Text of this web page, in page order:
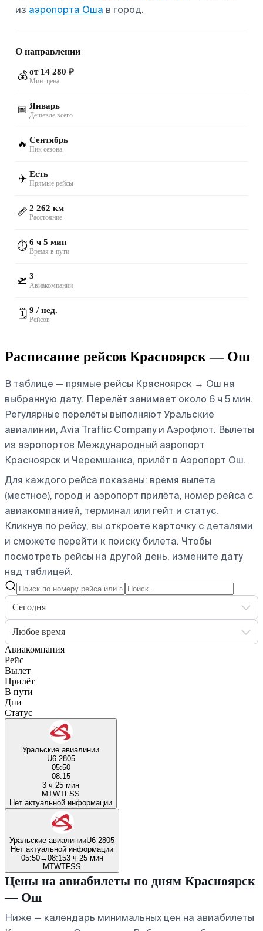
из аэропорта Оша в город.
О направлении
💰 от 14 280 ₽
Мин. цена
📅 Январь
Дешевле всего
🔥 Сентябрь
Пик сезона
✈️ Есть
Прямые рейсы
📏 2 262 км
Расстояние
⏱️6 ч 5 мин
Время в пути
🛫 3
Авиакомпании
🗓️ 9 / нед.
Рейсов
Расписание рейсов Красноярск — Ош
В таблице — прямые рейсы Красноярск → Ош на
выбранную дату. Перелёт занимает около 6 ч 5 мин.
Регулярные перелёты выполняют Уральские
авиалинии, Avia Traffic Company и Аэрофлот. Вылеты
из аэропортов Международный аэропорт
Красноярск и Черемшанка, прилёт в Аэропорт Ош.
Для каждого рейса показаны: время вылета
(местное), город и аэропорт прилёта, номер рейса с
авиакомпанией, терминал или гейт и статус.
Кликнув по рейсу, вы откроете карточку с деталями
и сможете перейти к поиску билета. Чтобы
посмотреть рейсы на другой день, измените дату
над таблицей.
Сегодня
Любое время
Авиакомпания
Рейс
Вылет
Прилёт
В пути
Дни
Статус
Уральские авиалинии
U6 2805
05:50
08:15
3 ч 25 мин
MTWTFSS
Нет актуальной информации
Уральские авиалинииU6 2805
Нет актуальной информации
05:50→08:153 ч 25 мин
MTWTFSS
Цены на авиабилеты по дням Красноярск
— Ош
Ниже — календарь минимальных цен на авиабилеты